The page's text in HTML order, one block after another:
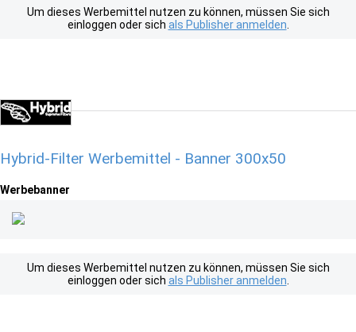
Um dieses Werbemittel nutzen zu können, müssen Sie sich
einloggen oder sich als Publisher anmelden
Hybrid-Filter Werbemittel - Banner 300x50
Werbebanner
Um dieses Werbemittel nutzen zu können, müssen Sie sich
einloggen oder sich als Publisher anmelden